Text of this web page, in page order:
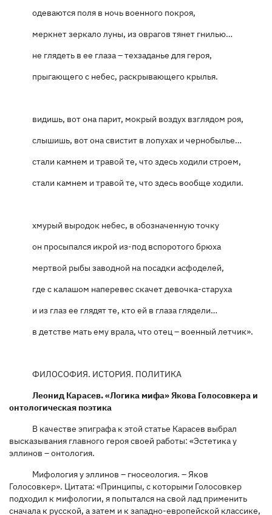
одеваются поля в ночь военного покроя,
меркнет зеркало луны, из оврагов тянет гнилью…
не глядеть в ее глаза – техзаданье для героя,
прыгающего с небес, раскрывающего крылья.
видишь, вот она парит, мокрый воздух взглядом роя,
слышишь, вот она свистит в лопухах и чернобылье…
стали камнем и травой те, что здесь ходили строем,
стали камнем и травой те, что здесь вообще ходили.
хмурый выродок небес, в обозначенную точку
он просыпался икрой из-под вспоротого брюха
мертвой рыбы заводной на посадки асфоделей,
где с калашом наперевес скачет девочка-старуха
и из глаз ее глядят те, кто ей в глаза глядели…
в детстве мать ему врала, что отец – военный летчик».
ФИЛОСОФИЯ. ИСТОРИЯ. ПОЛИТИКА
Леонид Карасев. «Логика мифа» Якова Голосовкера и
онтологическая поэтика
В качестве эпиграфа к этой статье Карасев выбрал
высказывания главного героя своей работы: «Эстетика у
эллинов – онтология.
Мифология у эллинов – гносеология. – Яков
Голосовкер». Цитата: «Принципы, с которыми Голосовкер
подходил к мифологии, я попытался на свой лад применить
сначала к русской, а затем и к западно-европейской классике,